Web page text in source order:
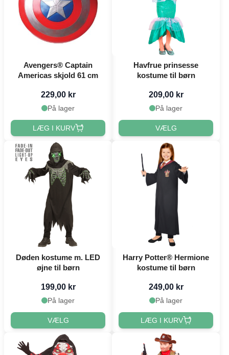
Avengers® Captain
Americas skjold 61 cm
229,00 kr
På lager
LÆG I KURV
Havfrue prinsesse
kostume til børn
209,00 kr
På lager
VÆLG
Døden kostume m. LED
øjne til børn
199,00 kr
På lager
VÆLG
Harry Potter® Hermione
kostume til børn
249,00 kr
På lager
LÆG I KURV